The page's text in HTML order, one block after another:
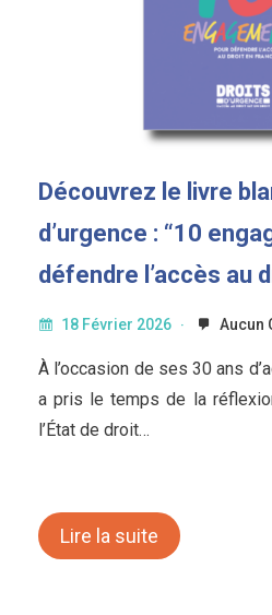
Découvrez le livre
d’urgence : “10
défendre l’accès au
18 Février 2026 Aucun
À l’occasion de ses 30 ans
a pris le temps de la
l’État de droit…
Lire la suite